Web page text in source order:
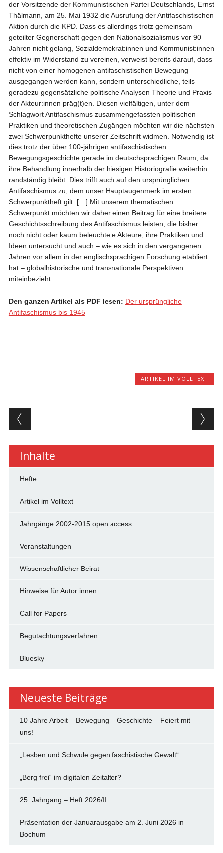
der Vorsitzende der Kommunistischen Partei Deutschlands, Ernst
Thälmann, am 25. Mai 1932 die Ausrufung der Antifaschistischen
Aktion durch die KPD. Dass es allerdings trotz gemeinsam
geteilter Gegnerschaft gegen den Nationalsozialismus vor 90
Jahren nicht gelang, Sozialdemokrat:innen und Kommunist:innen
effektiv im Widerstand zu vereinen, verweist bereits darauf, dass
nicht von einer homogenen antifaschistischen Bewegung
ausgegangen werden kann, sondern unterschiedliche, teils
geradezu gegensätzliche politische Analysen Theorie und Praxis
der Akteur:innen präg(t)en. Diesen vielfältigen, unter dem
Schlagwort Antifaschismus zusammengefassten politischen
Praktiken und theoretischen Zugängen möchten wir die nächsten
zwei Schwerpunkthefte unserer Zeitschrift widmen. Notwendig ist
dies trotz der über 100-jährigen antifaschistischen
Bewegungsgeschichte gerade im deutschsprachigen Raum, da
ihre Behandlung innerhalb der hiesigen Historiografie weiterhin
randständig bleibt. Dies trifft auch auf den ursprünglichen
Antifaschismus zu, dem unser Hauptaugenmerk im ersten
Schwerpunktheft gilt. […] Mit unserem thematischen
Schwerpunkt möchten wir daher einen Beitrag für eine breitere
Geschichtsschreibung des Antifaschismus leisten, die bisher
noch nicht oder kaum beleuchtete Akteure, ihre Praktiken und
Ideen untersucht und auch – wie es sich in den vergangenen
Jahren vor allem in der englischsprachigen Forschung etabliert
hat – globalhistorische und transnationale Perspektiven
miteinbezieht.
Den ganzen Artikel als PDF lesen: Der ursprüngliche
Antifaschismus bis 1945
ARTIKEL IM VOLLTEXT
Beitragsnavigation
Inhalte
Hefte
Artikel im Volltext
Jahrgänge 2002-2015 open access
Veranstaltungen
Wissenschaftlicher Beirat
Hinweise für Autor:innen
Call for Papers
Begutachtungsverfahren
Bluesky
Neueste Beiträge
10 Jahre Arbeit – Bewegung – Geschichte – Feiert mit
uns!
„Lesben und Schwule gegen faschistische Gewalt“
„Berg frei“ im digitalen Zeitalter?
25. Jahrgang – Heft 2026/II
Präsentation der Januarausgabe am 2. Juni 2026 in
Bochum